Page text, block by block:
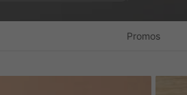
Promos